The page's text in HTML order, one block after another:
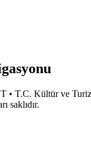
• T.C. Kültür ve
saklıdır.